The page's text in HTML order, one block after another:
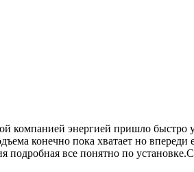
компанией энергией пришло быстро
конечно пока хватает но
подробная все понятно по